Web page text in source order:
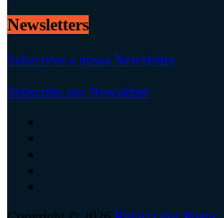
Newsletters
Subscreva a nossa Newsletter
Subscribe our Newsletter